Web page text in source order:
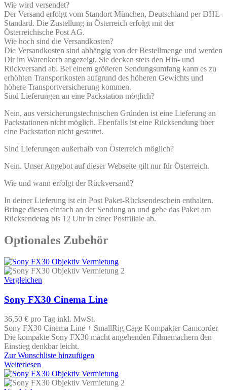
Wie wird versendet?
Der Versand erfolgt vom Standort München, Deutschland per DHL-
Standard. Die Zustellung in Österreich erfolgt mit der
Österreichische Post AG.
Wie hoch sind die Versandkosten?
Die Versandkosten sind abhängig von der Bestellmenge und werden
Dir im Warenkorb angezeigt. Sie decken stets den Hin- und
Rückversand ab. Bei einem größeren Sendungsumfang kann es zu
erhöhten Transportkosten aufgrund des höheren Gewichts und
höhere Transportversicherung kommen.
Sind Lieferungen an eine Packstation möglich?
Nein, aus versicherungstechnischen Gründen ist eine Lieferung an
Packstationen nicht möglich. Ebenfalls ist eine Rücksendung über
eine Packstation nicht gestattet.
Sind Lieferungen außerhalb von Österreich möglich?
Nein. Unser Angebot auf dieser Webseite gilt nur für Österreich.
Wie und wann erfolgt der Rückversand?
In deiner Lieferung ist ein Post Paket-Rücksendeschein enthalten.
Bringe diesen einfach an der Sendung an und gebe das Paket am
Rücksendetag bis 12 Uhr in einer Postfiliale ab.
Optionales Zubehör
Vergleichen
Sony FX30 Cinema Line
36,50 € pro Tag inkl. MwSt.
Sony FX30 Cinema Line + SmallRig Cage Kompakter Camcorder
Die kompakte Sony FX30 macht angehenden Filmemachern den
Einstieg denkbar leicht.
Zur Wunschliste hinzufügen
Weiterlesen